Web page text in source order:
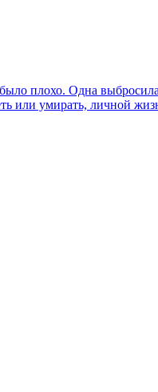
плохо. Одна
или умирать, личной